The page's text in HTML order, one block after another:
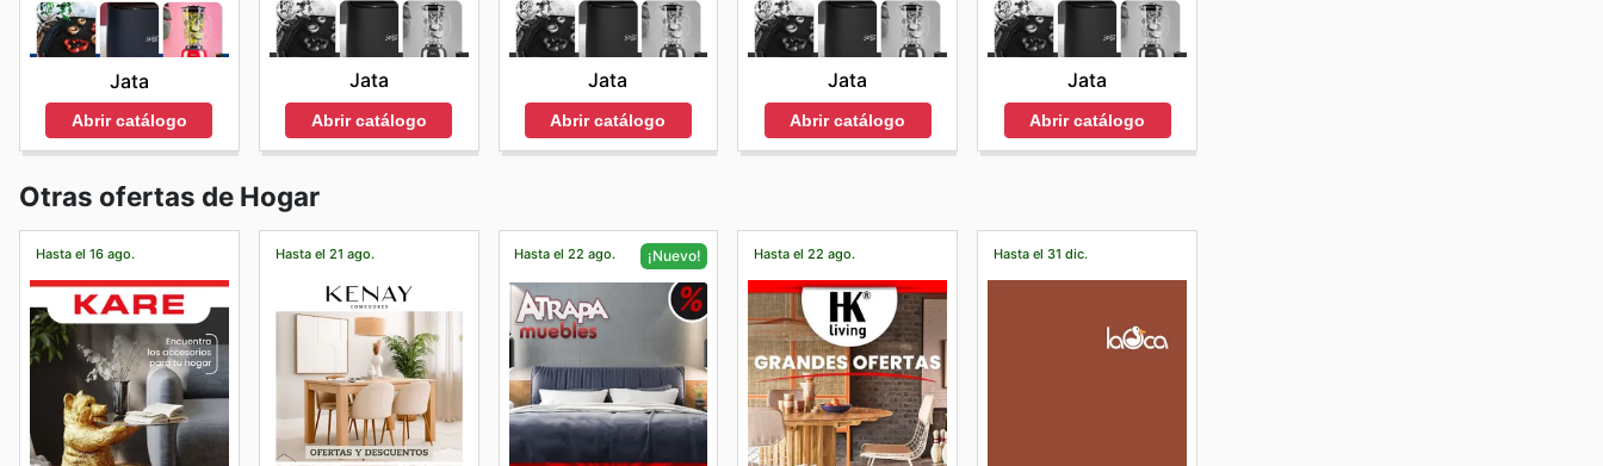
Jata
Abrir catálogo
Jata
Abrir catálogo
Jata
Abrir catálogo
Jata
Abrir catálogo
Jata
Abrir catálogo
Otras ofertas de Hogar
Hasta el 16 ago. Hasta el 21 ago. Hasta el 22 ago. ¡Nuevo! Hasta el 22 ago. Hasta el 31 dic.